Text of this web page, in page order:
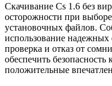
Скачивание Cs 1.6 без
осторожности при
установочных файлов.
использование надежных
проверка и отказ от
обеспечить
положительные